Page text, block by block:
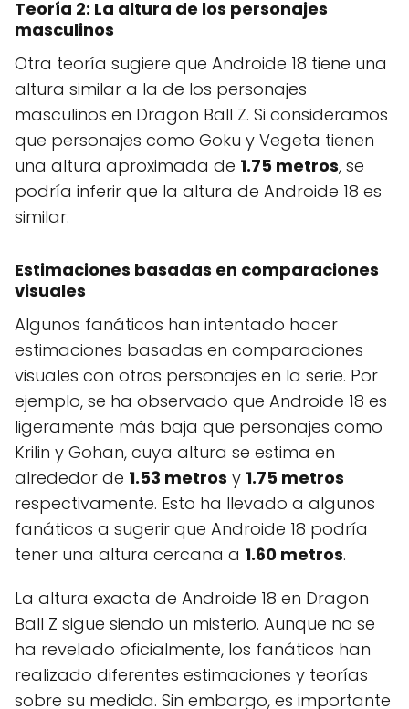
Teoría 2: La altura de los personajes
masculinos
Otra teoría sugiere que Androide 18 tiene una
altura similar a la de los personajes
masculinos en Dragon Ball Z. Si consideramos
que personajes como Goku y Vegeta tienen
una altura aproximada de 1.75 metros, se
podría inferir que la altura de Androide 18 es
similar.
Estimaciones basadas en comparaciones
visuales
Algunos fanáticos han intentado hacer
estimaciones basadas en comparaciones
visuales con otros personajes en la serie. Por
ejemplo, se ha observado que Androide 18 es
ligeramente más baja que personajes como
Krilin y Gohan, cuya altura se estima en
alrededor de 1.53 metros y 1.75 metros
respectivamente. Esto ha llevado a algunos
fanáticos a sugerir que Androide 18 podría
tener una altura cercana a 1.60 metros.
La altura exacta de Androide 18 en Dragon
Ball Z sigue siendo un misterio. Aunque no se
ha revelado oficialmente, los fanáticos han
realizado diferentes estimaciones y teorías
sobre su medida. Sin embargo, es importante